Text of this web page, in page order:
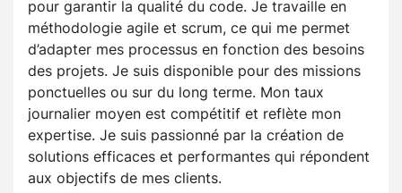
pour garantir la qualité du code. Je travaille en
méthodologie agile et scrum, ce qui me permet
d’adapter mes processus en fonction des besoins
des projets. Je suis disponible pour des missions
ponctuelles ou sur du long terme. Mon taux
journalier moyen est compétitif et reflète mon
expertise. Je suis passionné par la création de
solutions efficaces et performantes qui répondent
aux objectifs de mes clients.